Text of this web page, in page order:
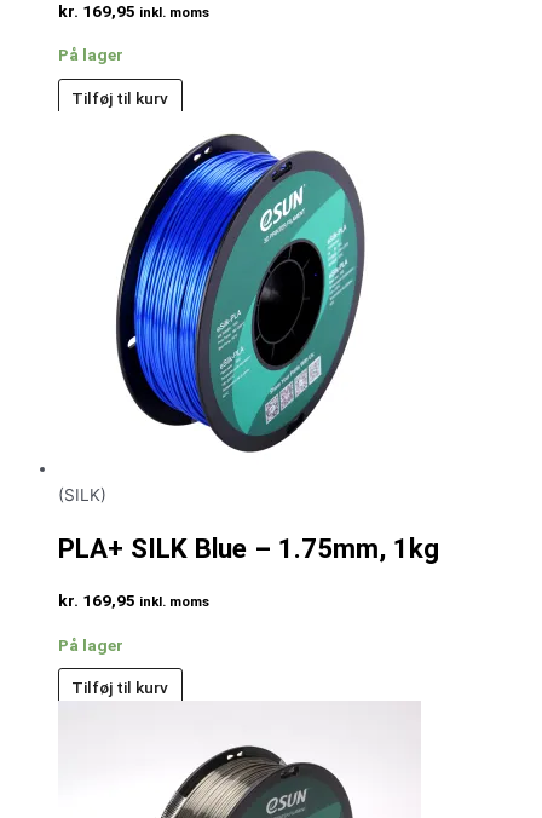
kr. 169,95 inkl. moms
På lager
Tilføj til kurv
(SILK)
PLA+ SILK Blue – 1.75mm, 1kg
kr. 169,95 inkl. moms
På lager
Tilføj til kurv